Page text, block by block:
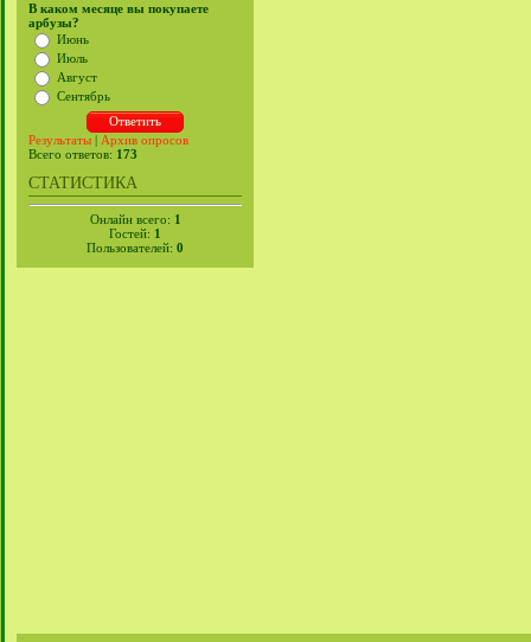
В каком месяце вы покупаете
арбузы?
Июнь
Июль
Август
Сентябрь
Результаты | Архив опросов
Всего ответов: 173
СТАТИСТИКА
Онлайн всего: 1
Гостей: 1
Пользователей: 0